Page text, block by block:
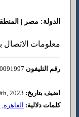
الدولة: مصر |
معلومات الاتصال
رقم التليفون
اضيف بتاريخ:
كلمات دلالية: القاهرة,